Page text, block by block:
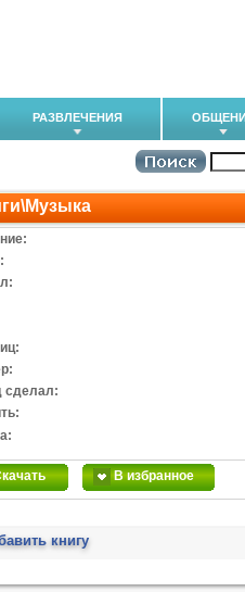
РАЗВЛЕЧЕНИЯ
\Музыка
сделал:
В избранное
книгу